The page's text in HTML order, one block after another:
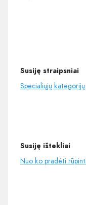
Susiję straipsniai
Susiję ištekliai